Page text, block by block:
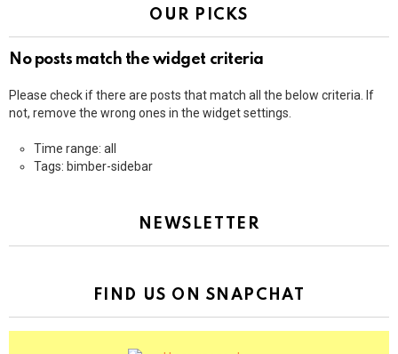
OUR PICKS
No posts match the widget criteria
Please check if there are posts that match all the below criteria. If
not, remove the wrong ones in the widget settings.
Time range: all
Tags: bimber-sidebar
NEWSLETTER
FIND US ON SNAPCHAT